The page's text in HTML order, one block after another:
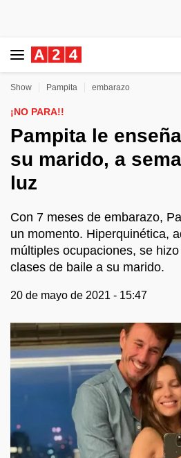
Show Pampita embarazo
¡NO PARA!!
Pampita le
su marido, a
luz
Con 7 meses de embarazo,
un momento. Hiperquinética,
múltiples ocupaciones, se
clases de baile a su marido.
20 de mayo de 2021 - 15:47